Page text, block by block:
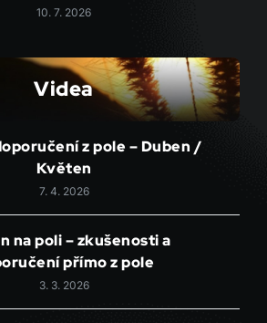
10. 7. 2026
Videa
z pole – Duben /
Květen
7. 4. 2026
na poli – zkušenosti a
přímo z pole
3. 3. 2026